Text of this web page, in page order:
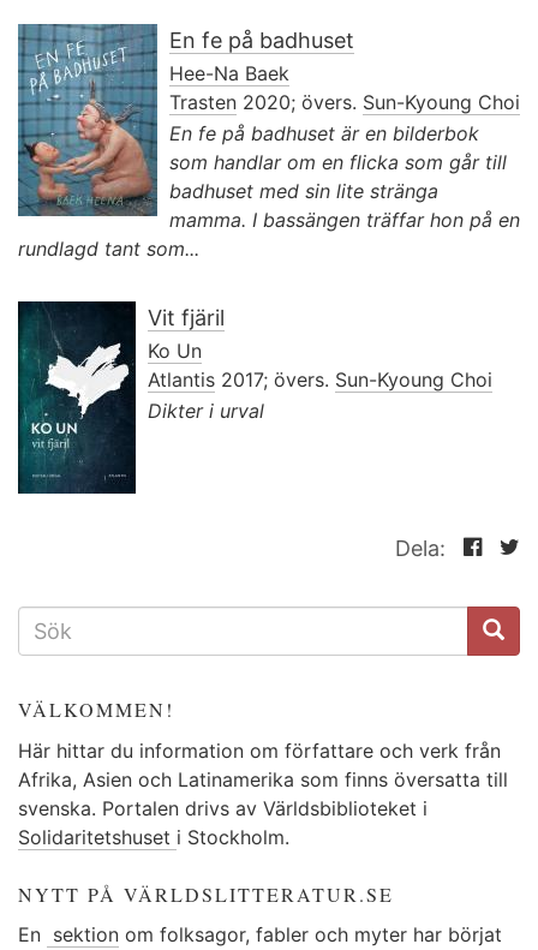
En fe på badhuset
Hee-Na Baek
Trasten 2020; övers. Sun-Kyoung Choi
En fe på badhuset är en bilderbok
som handlar om en flicka som går till
badhuset med sin lite stränga
mamma. I bassängen träffar hon på en
rundlagd tant som...
Vit fjäril
Ko Un
Atlantis 2017; övers. Sun-Kyoung Choi
Dikter i urval
Dela:
SÖKFORMULÄR
VÄLKOMMEN!
Här hittar du information om författare och verk från
Afrika, Asien och Latinamerika som finns översatta till
svenska. Portalen drivs av Världsbiblioteket i
Solidaritetshuset i Stockholm.
NYTT PÅ VÄRLDSLITTERATUR.SE
En sektion om folksagor, fabler och myter har börjat